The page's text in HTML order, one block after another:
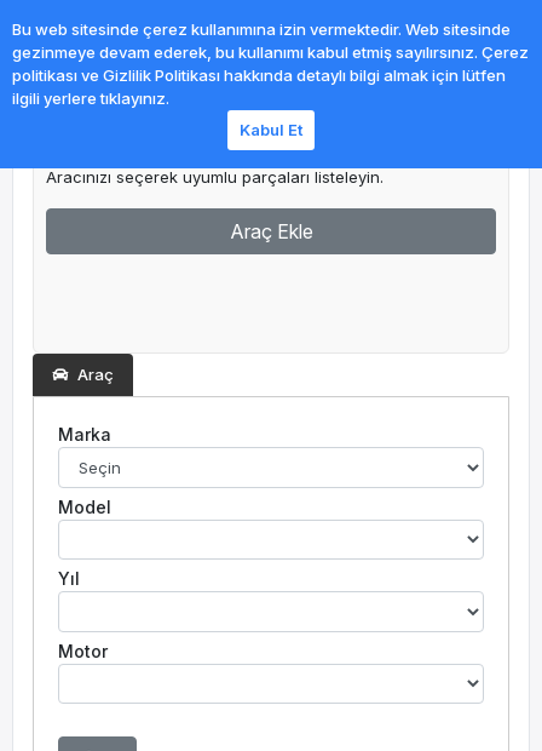
Aracınızı seçerek uyumlu parçaları listeleyin.
Araç Ekle
Araç
Marka
Model
Yıl
Motor
Bu web sitesinde çerez kullanımına izin vermektedir. Web sitesinde
gezinmeye devam ederek, bu kullanımı kabul etmiş sayılırsınız. Çerez
politikası ve Gizlilik Politikası hakkında detaylı bilgi almak için lütfen
ilgili yerlere tıklayınız.
Kabul Et